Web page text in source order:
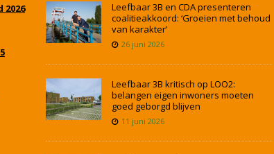
Leefbaar 3B en CDA presenteren
coalitieakkoord: ‘Groeien met behoud
van karakter’
26 juni 2026
Leefbaar 3B kritisch op LOO2:
belangen eigen inwoners moeten
goed geborgd blijven
11 juni 2026